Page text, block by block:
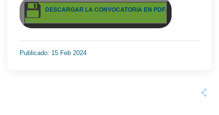
DESCARGAR LA CONVOCATORIA EN PDF.
Publicado: 15 Feb 2024